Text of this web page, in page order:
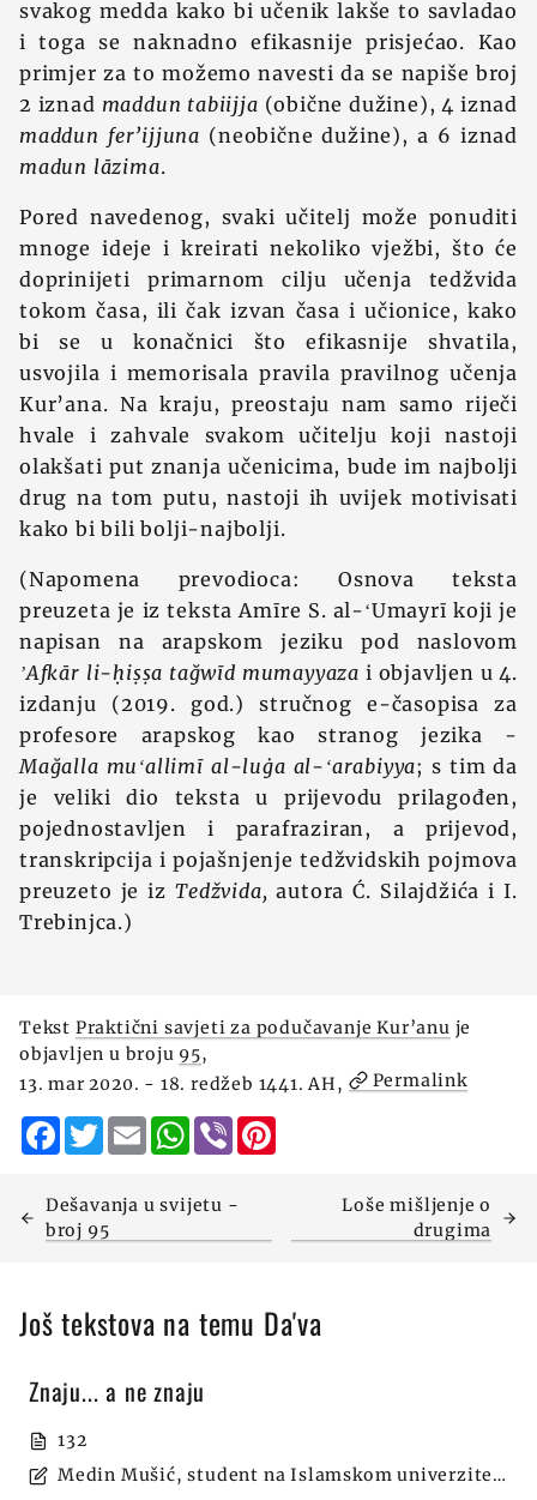
svakog medda kako bi učenik lakše to savladao
i toga se naknadno efikasnije prisjećao. Kao
primjer za to možemo navesti da se napiše broj
2 iznad maddun tabiijja (obične dužine), 4 iznad
maddun fer’ijjuna (neobične dužine), a 6 iznad
madun lāzima.
Pored navedenog, svaki učitelj može ponuditi
mnoge ideje i kreirati nekoliko vježbi, što će
doprinijeti primarnom cilju učenja tedžvida
tokom časa, ili čak izvan časa i učionice, kako
bi se u konačnici što efikasnije shvatila,
usvojila i memorisala pravila pravilnog učenja
Kur’ana. Na kraju, preostaju nam samo riječi
hvale i zahvale svakom učitelju koji nastoji
olakšati put znanja učenicima, bude im najbolji
drug na tom putu, nastoji ih uvijek motivisati
kako bi bili bolji-najbolji.
(Napomena prevodioca: Osnova teksta
preuzeta je iz teksta Amīre S. al-ʻUmayrī koji je
napisan na arapskom jeziku pod naslovom
ʼAfkār li-ḥiṣṣa tağwīd mumayyaza i objavljen u 4.
izdanju (2019. god.) stručnog e-časopisa za
profesore arapskog kao stranog jezika -
Mağalla muʻallimī al-luġa al-ʻarabiyya; s tim da
je veliki dio teksta u prijevodu prilagođen,
pojednostavljen i parafraziran, a prijevod,
transkripcija i pojašnjenje tedžvidskih pojmova
preuzeto je izTedžvida, autora Ć. Silajdžića i I.
Trebinjca.)
Tekst Praktični savjeti za podučavanje Kur’anu je
objavljen u broju 95,
13. mar 2020. - 18. redžeb 1441. AH,
Permalink
Facebook
TwitterEmailWhatsApp
Viber
Dešavanja u svijetu -
broj 95
Loše mišljenje o
drugima
Još tekstova na temu Da'va
Znaju... a ne znaju
132
Medin Mušić, student na Islamskom univerzitetu u Medini